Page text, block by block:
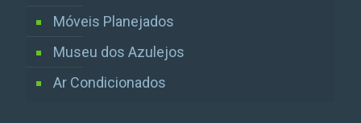
Móveis Planejados
Museu dos Azulejos
Ar Condicionados